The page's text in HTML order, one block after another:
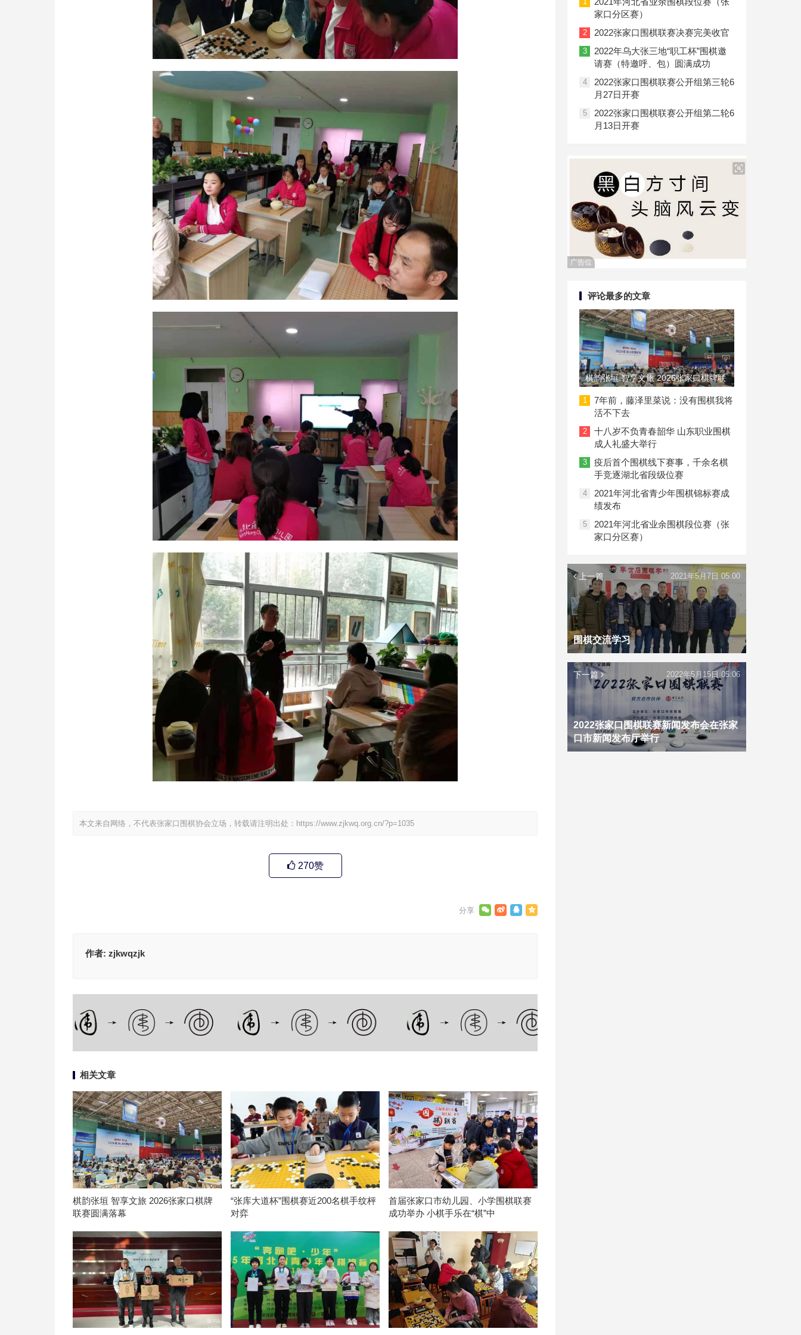
本文来自网络，不代表张家口围棋协会立场，转载请注明出处： https://www.zjkwq.org.cn/?p=1035
270赞
作者: zjkwqzjk
相关文章
棋韵张垣 智享文旅 2026张家口棋牌
联赛圆满落幕
“张库大道杯”围棋赛近200名棋手纹枰
对弈
首届张家口市幼儿园、小学围棋联赛
成功举办 小棋手乐在“棋”中
家口分区赛）
2 2022张家口围棋联赛决赛完美收官
3
2022年乌大张三地“职工杯”围棋邀
请赛（特邀呼、包）圆满成功
4
2022张家口围棋联赛公开组第三轮6
月27日开赛
5
2022张家口围棋联赛公开组第二轮6
月13日开赛
广告位
评论最多的文章
棋韵张垣 智享文旅 2026张家口棋牌联
赛圆满落幕
1
7年前，藤泽里菜说：没有围棋我将
活不下去
2
十八岁不负青春韶华 山东职业围棋
成人礼盛大举行
3
疫后首个围棋线下赛事，千余名棋
手竞逐湖北省段级位赛
4
2021年河北省青少年围棋锦标赛成
绩发布
5
2021年河北省业余围棋段位赛（张
家口分区赛）
上一篇
围棋交流学习
2021年5月7日 05:00
下一篇
2022张家口围棋联赛新闻发布会在张家
口市新闻发布厅举行
2022年5月15日 05:06